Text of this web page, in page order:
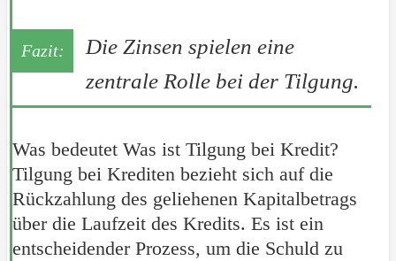
Die Zinsen spielen eine
zentrale Rolle bei der Tilgung.
Was bedeutet Was ist Tilgung bei Kredit?
Tilgung bei Krediten bezieht sich auf die
Rückzahlung des geliehenen Kapitalbetrags
über die Laufzeit des Kredits. Es ist ein
entscheidender Prozess, um die Schuld zu